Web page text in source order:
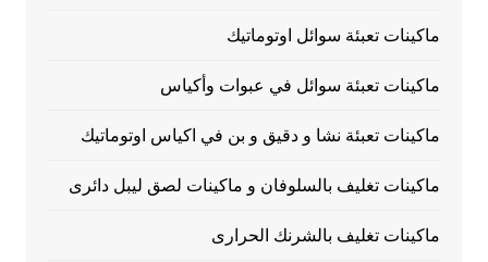
ماكينات تعبئة سوائل اوتوماتيك
ماكينات تعبئة سوائل في عبوات وأكياس
ماكينات تعبئة نشا و دقيق و بن في اكياس اوتوماتيك
ماكينات تغليف بالسلوفان و ماكينات لصق ليبل دائرى
ماكينات تغليف بالشرنك الحرارى